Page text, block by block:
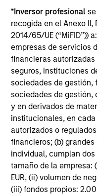
*Inversor profesional
recogida en el Anexo II,
2014/65/UE (“MiFID”))
empresas de servicios
financieras
seguros, instituciones
sociedades de gestión,
sociedades de gestión,
y en derivados de
institucionales, en
autorizados o
financieros; (b)
individual, cumplan
tamaño de la
EUR, (ii) volumen de
(iii) fondos propios:
Morgan Stanley
to Acquire Epic
Morgan Stanley
investment funds
Infrastructure
infrastructure
announced that it
Energy, an
transaction is
of 2026, subject to
approvals.
27-JUL-2026